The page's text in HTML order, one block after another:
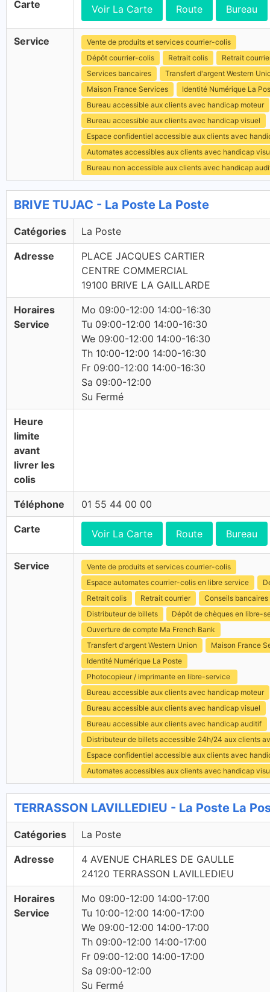
Carte Voir La Carte Route Bureau
Service
Vente de produits et services courrier-colis
Dépôt courrier-colis
Retrait colis
Retrait
Services bancaires
Transfert d'argent Western
Maison France Services
Identité Numérique La
Bureau accessible aux clients avec handicap moteur
Bureau accessible aux clients avec handicap visuel
Espace confidentiel accessible aux clients avec
Automates accessibles aux clients avec handicap
Bureau non accessible aux clients avec handicap
BRIVE TUJAC - La Poste La Poste
Catégories La Poste
Adresse
PLACE JACQUES CARTIER
CENTRE COMMERCIAL
19100 BRIVE LA GAILLARDE
Horaires
Service
Mo 09:00-12:00 14:00-16:30
Tu 09:00-12:00 14:00-16:30
We 09:00-12:00 14:00-16:30
Th 10:00-12:00 14:00-16:30
Fr 09:00-12:00 14:00-16:30
Sa 09:00-12:00
Su Fermé
Heure
limite
avant
livrer les
colis
Téléphone 01 55 44 00 00
Carte Voir La Carte Route Bureau
Service
Vente de produits et services courrier-colis
Espace automates courrier-colis en libre service
Retrait colis
Retrait courrier
Conseils bancaires
Distributeur de billets
Dépôt de chèques en libre-
Ouverture de compte Ma French Bank
Transfert d'argent Western Union
Maison France
Identité Numérique La Poste
Photocopieur / imprimante en libre-service
Bureau accessible aux clients avec handicap moteur
Bureau accessible aux clients avec handicap visuel
Bureau accessible aux clients avec handicap auditif
Distributeur de billets accessible 24h/24 aux clients
Espace confidentiel accessible aux clients avec
Automates accessibles aux clients avec handicap
TERRASSON LAVILLEDIEU - La Poste La
Catégories La Poste
Adresse
4 AVENUE CHARLES DE GAULLE
24120 TERRASSON LAVILLEDIEU
Horaires
Service
Mo 09:00-12:00 14:00-17:00
Tu 10:00-12:00 14:00-17:00
We 09:00-12:00 14:00-17:00
Th 09:00-12:00 14:00-17:00
Fr 09:00-12:00 14:00-17:00
Sa 09:00-12:00
Su Fermé